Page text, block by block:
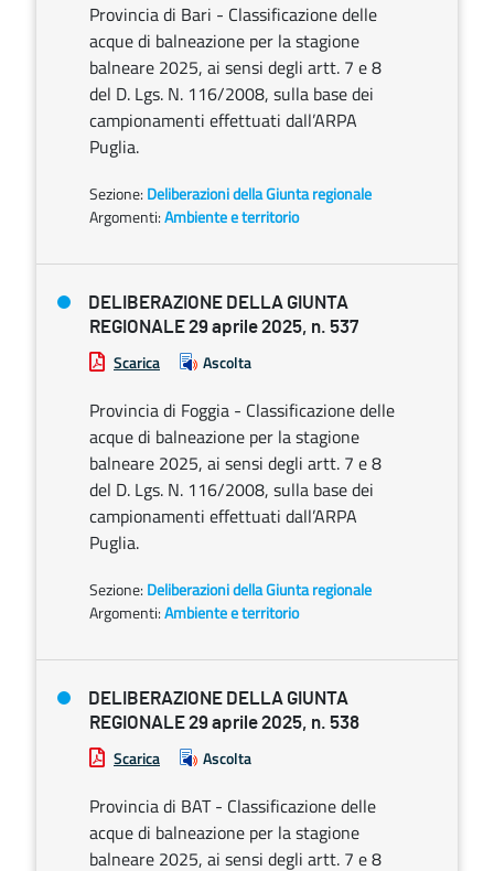
Provincia di Bari - Classificazione delle
acque di balneazione per la stagione
balneare 2025, ai sensi degli artt. 7 e 8
del D. Lgs. N. 116/2008, sulla base dei
campionamenti effettuati dall’ARPA
Puglia.
Sezione: Deliberazioni della Giunta regionale
Argomenti:Ambiente e territorio
DELIBERAZIONE DELLA GIUNTA
REGIONALE 29 aprile 2025, n. 537
Scarica Ascolta
Provincia di Foggia - Classificazione delle
acque di balneazione per la stagione
balneare 2025, ai sensi degli artt. 7 e 8
del D. Lgs. N. 116/2008, sulla base dei
campionamenti effettuati dall’ARPA
Puglia.
Sezione: Deliberazioni della Giunta regionale
Argomenti:Ambiente e territorio
DELIBERAZIONE DELLA GIUNTA
REGIONALE 29 aprile 2025, n. 538
Scarica Ascolta
Provincia di BAT - Classificazione delle
acque di balneazione per la stagione
balneare 2025, ai sensi degli artt. 7 e 8